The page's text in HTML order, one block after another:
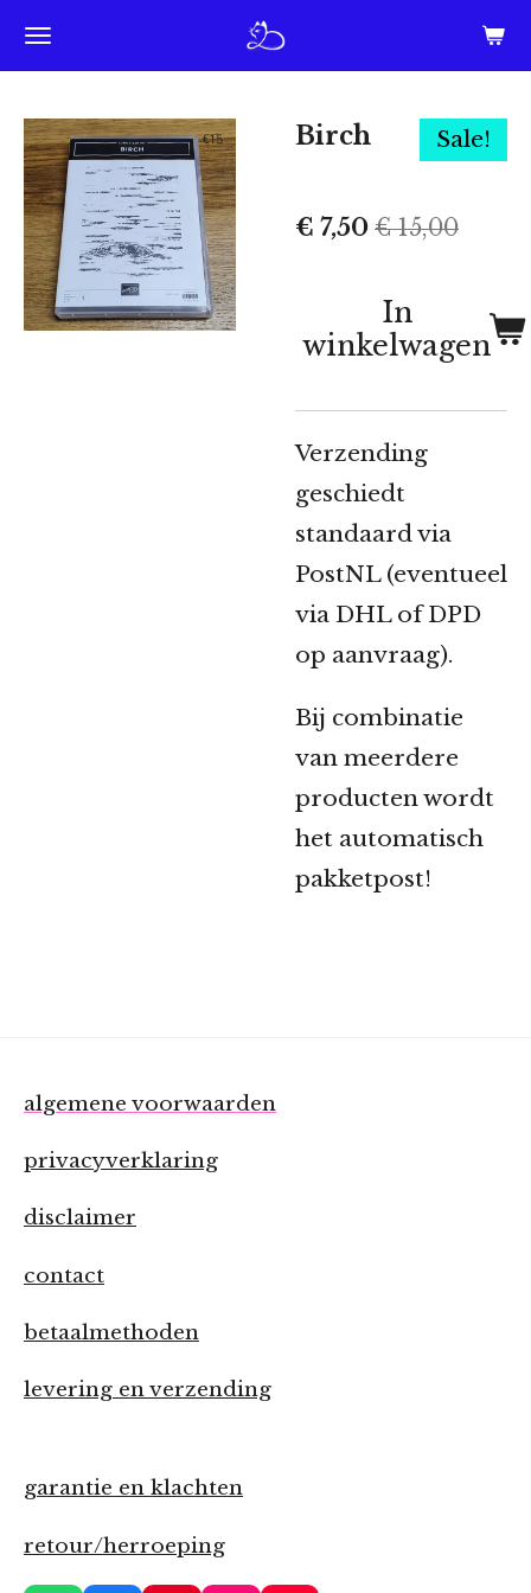
Ga
direct
de
hoofdinhoud
Birch Sale!
€ 7,50 € 15,00
In
winkelwagen
Verzending
geschiedt
standaard via
PostNL (eventueel
via DHL of DPD
op aanvraag).
Bij combinatie
van meerdere
producten wordt
het automatisch
pakketpost!
algemene voorwaarden
privacyverklaring
disclaimer
contact
betaalmethoden
levering en verzending
garantie en klachten
retour/herroeping